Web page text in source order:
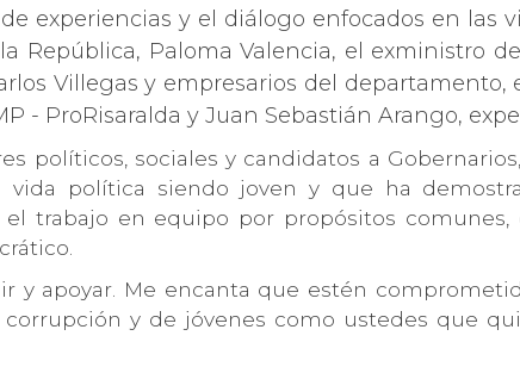
experiencias y el diálogo enfocados en las
República, Paloma Valencia, el exministro
Villegas y empresarios del
- ProRisaralda y Juan Sebastián Arango,
políticos, sociales y candidatos a
política siendo joven y que ha
trabajo en equipo por propósitos comunes,
y apoyar. Me encanta que estén
y de jóvenes como ustedes que